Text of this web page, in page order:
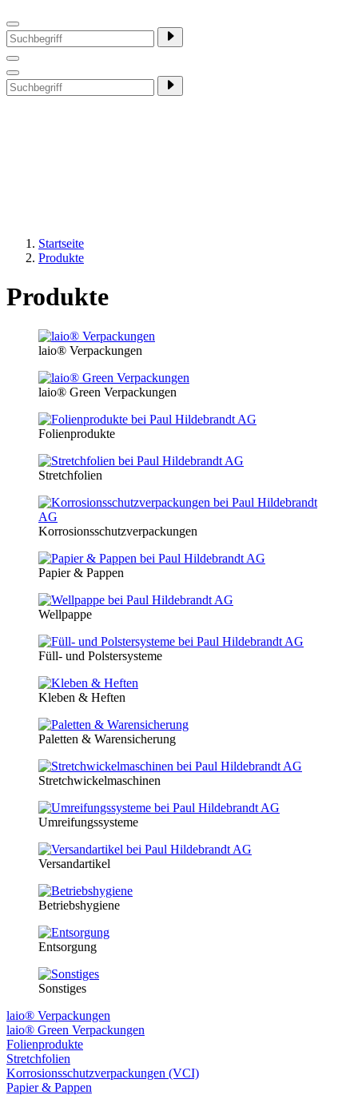
Startseite
Produkte
Produkte
laio® Verpackungen
laio® Green Verpackungen
Folienprodukte
Stretchfolien
Korrosionsschutzverpackungen
Papier & Pappen
Wellpappe
Füll- und Polstersysteme
Kleben & Heften
Paletten & Warensicherung
Stretchwickelmaschinen
Umreifungssysteme
Versandartikel
Betriebshygiene
Entsorgung
Sonstiges
laio® Verpackungen
laio® Green Verpackungen
Folienprodukte
Stretchfolien
Korrosionsschutzverpackungen (VCI)
Papier & Pappen